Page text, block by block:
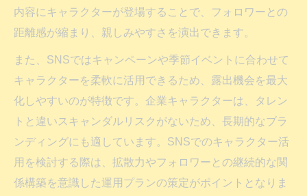
内容にキャラクターが登場することで、フォロワーとの
距離感が縮まり、親しみやすさを演出できます。
また、SNSではキャンペーンや季節イベントに合わせて
キャラクターを柔軟に活用できるため、露出機会を最大
化しやすいのが特徴です。企業キャラクターは、タレン
トと違いスキャンダルリスクがないため、長期的なブラ
ンディングにも適しています。SNSでのキャラクター活
用を検討する際は、拡散力やフォロワーとの継続的な関
係構築を意識した運用プランの策定がポイントとなりま